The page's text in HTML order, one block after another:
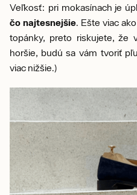
Veľkosť: pri mokasínach je
čo najtesnejšie. Ešte viac
topánky, preto riskujete, že
horšie, budú sa vám tvoriť
viac nižšie.)